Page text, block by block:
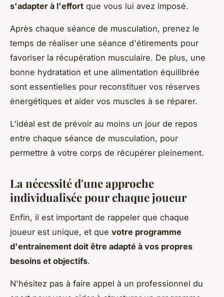
s'adapter à l'effort que vous lui avez imposé.
Après chaque séance de musculation, prenez le
temps de réaliser une séance d'étirements pour
favoriser la récupération musculaire. De plus, une
bonne hydratation et une alimentation équilibrée
sont essentielles pour reconstituer vos réserves
énergétiques et aider vos muscles à se réparer.
L'idéal est de prévoir au moins un jour de repos
entre chaque séance de musculation, pour
permettre à votre corps de récupérer pleinement.
La nécessité d'une approche
individualisée pour chaque joueur
Enfin, il est important de rappeler que chaque
joueur est unique, et que votre programme
d'entrainement doit être adapté à vos propres
besoins et objectifs.
N'hésitez pas à faire appel à un professionnel du